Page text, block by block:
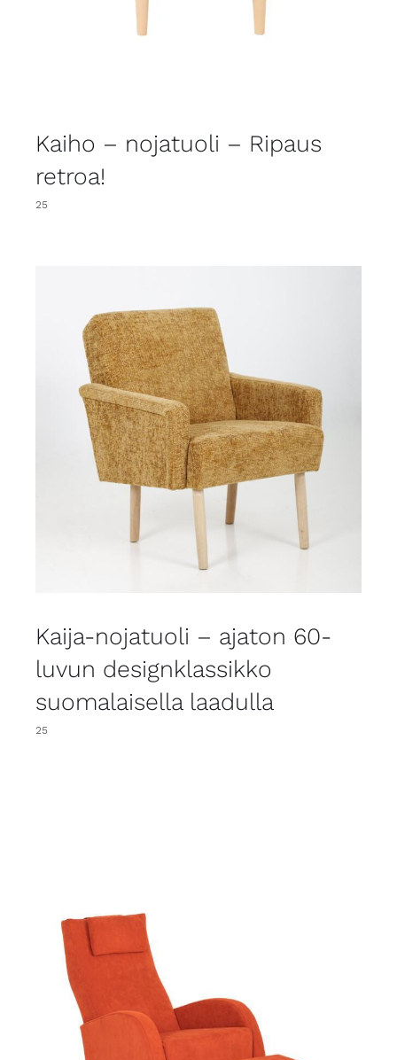
Kaiho – nojatuoli – Ripaus
retroa!
25
Kaija-nojatuoli – ajaton 60-
luvun designklassikko
suomalaisella laadulla
25